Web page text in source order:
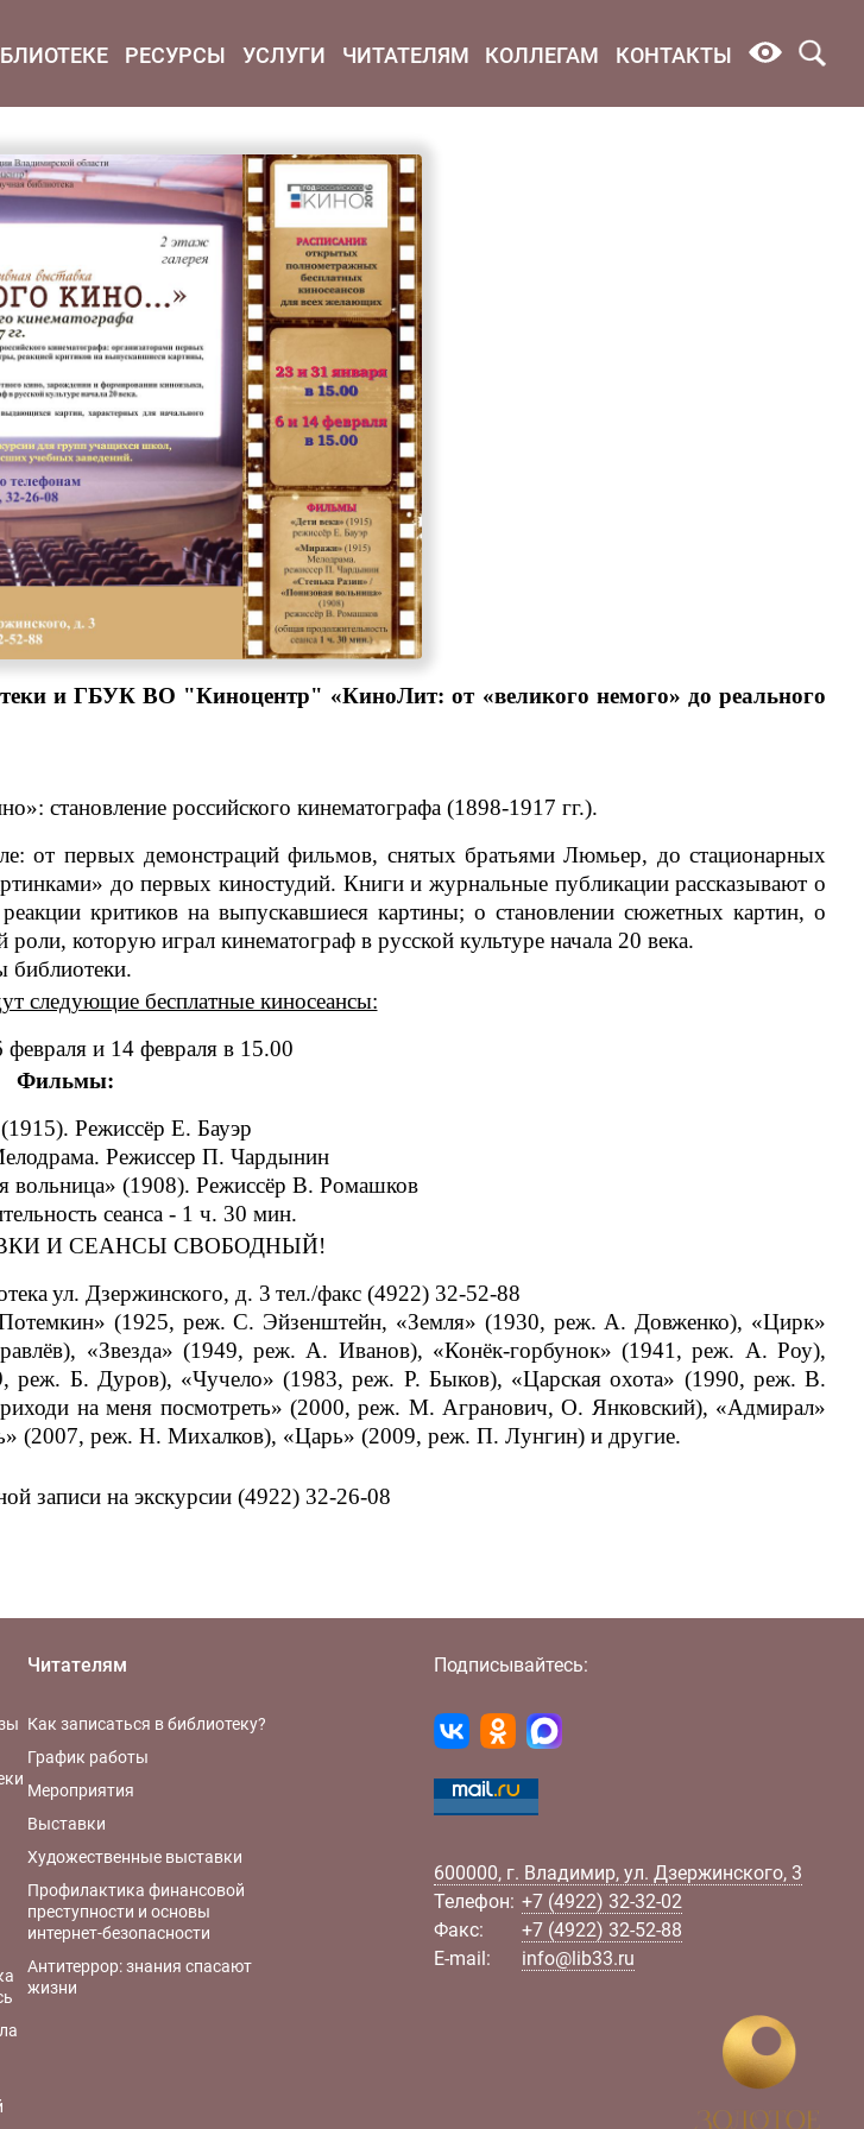
РЕСУРСЫ УСЛУГИ ЧИТАТЕЛЯМ КОЛЛЕГАМ КОНТАКТЫ
и ГБУК ВО "Киноцентр" «КиноЛит: от «великого немого» до реального
становление российского кинематографа (1898-1917 гг.).
от первых демонстраций фильмов, снятых братьями Люмьер, до стационарных
до первых киностудий. Книги и журнальные публикации рассказывают о
критиков на выпускавшиеся картины; о становлении сюжетных картин, о
которую играл кинематограф в русской культуре начала 20 века.
библиотеки.
следующие бесплатные киносеансы:
февраля и 14 февраля в 15.00
Фильмы:
Режиссёр Е. Бауэр
Режиссер П. Чардынин
вольница» (1908). Режиссёр В. Ромашков
сеанса - 1 ч. 30 мин.
И СЕАНСЫ СВОБОДНЫЙ!
ул. Дзержинского, д. 3 тел./факс (4922) 32-52-88
Потемкин» (1925, реж. С. Эйзенштейн, «Земля» (1930, реж. А. Довженко), «Цирк»
«Звезда» (1949, реж. А. Иванов), «Конёк-горбунок» (1941, реж. А. Роу),
Б. Дуров), «Чучело» (1983, реж. Р. Быков), «Царская охота» (1990, реж. В.
на меня посмотреть» (2000, реж. М. Агранович, О. Янковский), «Адмирал»
(2007, реж. Н. Михалков), «Царь» (2009, реж. П. Лунгин) и другие.
записи на экскурсии (4922) 32-26-08
Читателям
Как записаться в библиотеку?
График работы
Мероприятия
Выставки
Художественные выставки
Профилактика финансовой
преступности и основы
интернет-безопасности
Антитеррор: знания спасают
жизни
Подписывайтесь:
600000, г. Владимир, ул. Дзержинского, 3
Телефон: +7 (4922) 32-32-02
Факс:
+7 (4922) 32-52-88
E-mail:
info@lib33.ru